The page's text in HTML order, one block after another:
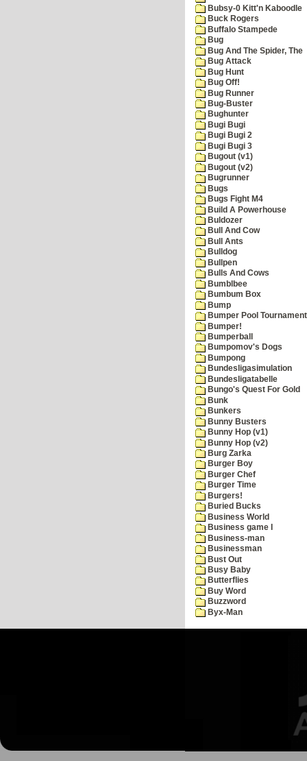
Bubsy-0 Kitt'n Kaboodle
Buck Rogers
Buffalo Stampede
Bug
Bug And The Spider, The
Bug Attack
Bug Hunt
Bug Off!
Bug Runner
Bug-Buster
Bughunter
Bugi Bugi
Bugi Bugi 2
Bugi Bugi 3
Bugout (v1)
Bugout (v2)
Bugrunner
Bugs
Bugs Fight M4
Build A Powerhouse
Buldozer
Bull And Cow
Bull Ants
Bulldog
Bullpen
Bulls And Cows
Bumblbee
Bumbum Box
Bump
Bumper Pool Tournament
Bumper!
Bumperball
Bumpomov's Dogs
Bumpong
Bundesligasimulation
Bundesligatabelle
Bungo's Quest For Gold
Bunk
Bunkers
Bunny Busters
Bunny Hop (v1)
Bunny Hop (v2)
Burg Zarka
Burger Boy
Burger Chef
Burger Time
Burgers!
Buried Bucks
Business World
Business game I
Business-man
Businessman
Bust Out
Busy Baby
Butterflies
Buy Word
Buzzword
Byx-Man